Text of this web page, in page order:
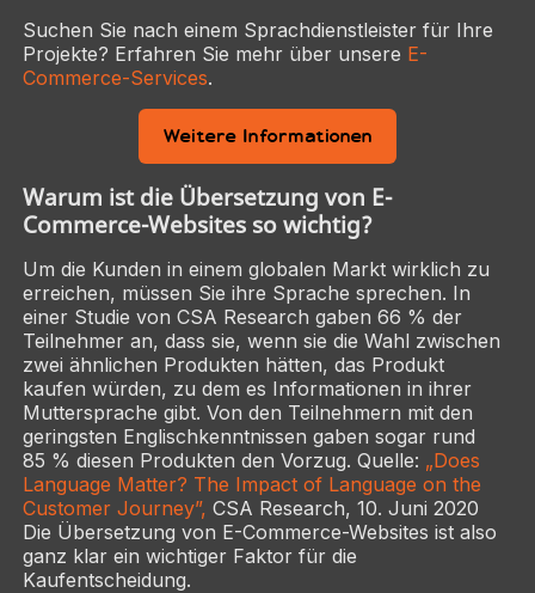
Suchen Sie nach einem Sprachdienstleister für Ihre
Projekte? Erfahren Sie mehr über unsere E-
Commerce-Services.
Weitere Informationen
Warum ist die Übersetzung von E-
Commerce-Websites so wichtig?
Um die Kunden in einem globalen Markt wirklich zu
erreichen, müssen Sie ihre Sprache sprechen. In
einer Studie von CSA Research gaben 66 % der
Teilnehmer an, dass sie, wenn sie die Wahl zwischen
zwei ähnlichen Produkten hätten, das Produkt
kaufen würden, zu dem es Informationen in ihrer
Muttersprache gibt. Von den Teilnehmern mit den
geringsten Englischkenntnissen gaben sogar rund
85 % diesen Produkten den Vorzug. Quelle: „Does
Language Matter? The Impact of Language on the
Customer Journey”, CSA Research, 10. Juni 2020
Die Übersetzung von E-Commerce-Websites ist also
ganz klar ein wichtiger Faktor für die
Kaufentscheidung.